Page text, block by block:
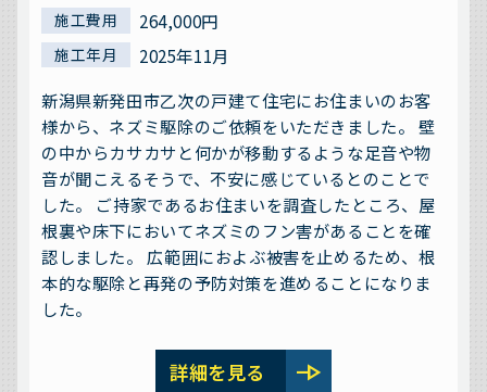
施工費用 264,000円
施工年月
2025年11月
新潟県新発田市乙次の戸建て住宅にお住まいのお客
様から、ネズミ駆除のご依頼をいただきました。 壁
の中からカサカサと何かが移動するような足音や物
音が聞こえるそうで、不安に感じているとのことで
した。 ご持家であるお住まいを調査したところ、屋
根裏や床下においてネズミのフン害があることを確
認しました。 広範囲におよぶ被害を止めるため、根
本的な駆除と再発の予防対策を進めることになりま
した。
詳細を見る line_end_arrow